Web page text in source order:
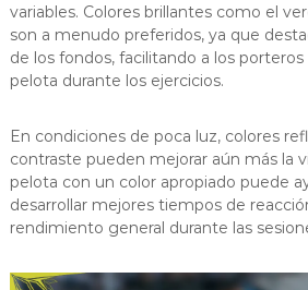
variables. Colores brillantes como el
son a menudo preferidos, ya que
de los fondos, facilitando a los
pelota durante los ejercicios.
En condiciones de poca luz, colores
contraste pueden mejorar aún más la
pelota con un color apropiado puede
desarrollar mejores tiempos de
rendimiento general durante las